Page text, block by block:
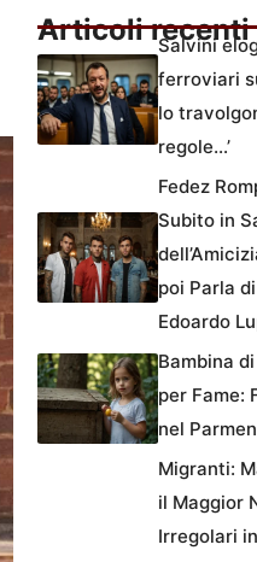
Articoli recenti
Salvini
ferroviari
lo
regole…’
Fedez
Subito in
poi Parla
Edoardo
Bambina
per Fame:
nel
Migranti:
il Maggior
Irregolari